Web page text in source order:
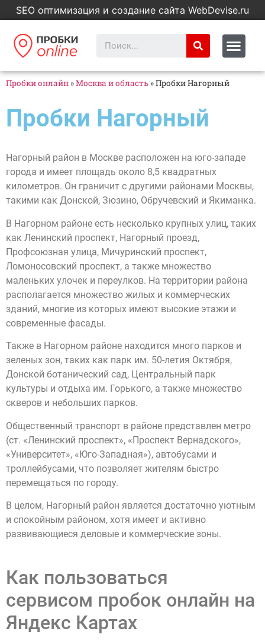
SEO оптимизация и создание сайта WebDevise.ru
Пробки онлайн »Москва и область »Пробки Нагорный
Пробки Нагорный
Нагорный район в Москве расположен на юго-западе
города и имеет площадь около 8,5 квадратных
километров. Он граничит с другими районами Москвы,
такими как Донской, Зюзино, Обручевский и Якиманка.
В Нагорном районе есть несколько крупных улиц, таких
как Ленинский проспект, Нагорный проезд,
Профсоюзная улица, Мичуринский проспект,
Ломоносовский проспект, а также множество
маленьких улочек и переулков. На территории района
располагается множество жилых и коммерческих
зданий, многие из которых имеют высокие этажи и
современные фасады.
Также в Нагорном районе находится много парков и
зеленых зон, таких как парк им. 50-летия Октября,
Донской ботанический сад, Центральный парк
культуры и отдыха им. Горького, а также множество
скверов и небольших парков.
Общественный транспорт в районе представлен метро
(ст. «Ленинский проспект», «Проспект Вернадского»,
«Университет», «Юго-Западная»), автобусами и
троллейбусами, что позволяет жителям быстро
перемещаться по городу.
В целом, Нагорный район является достаточно уютным
и спокойным районом, хотя имеет и активно
развивающиеся деловые и коммерческие зоны.
Как пользоваться
сервисом пробок онлайн на
Яндекс Картах